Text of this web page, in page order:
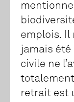
emplois. Il
jamais
civile ne
retrait est